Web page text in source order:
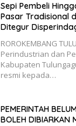
Sepi Pembeli
Pasar Tradisional
Ditegur
ROROKEMBANG
Perindustrian dan
Kabupaten
resmi kepada…
PEMERINTAH
BOLEH DIBIARKAN